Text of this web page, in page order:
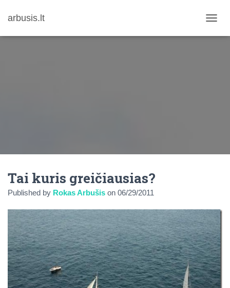
arbusis.lt
O
I
Tai kuris greičiausias?
Published by Rokas Arbušis on 06/29/2011